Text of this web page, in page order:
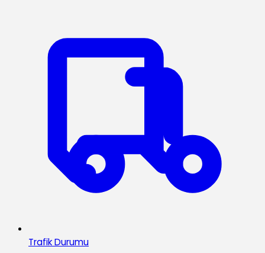
Trafik Durumu